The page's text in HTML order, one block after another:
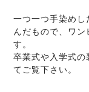
一つ一つ手染め
んだもので、ワ
す。
卒業式や入学式の
てご覧下さい。